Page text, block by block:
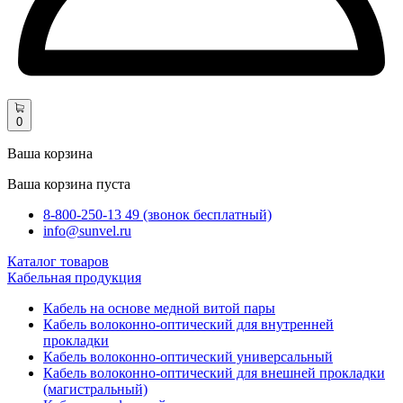
0
Ваша корзина
Ваша корзина пуста
8-800-250-13 49 (звонок бесплатный)
info@sunvel.ru
Каталог товаров
Кабельная продукция
Кабель на основе медной витой пары
Кабель волоконно-оптический для внутренней
прокладки
Кабель волоконно-оптический универсальный
Кабель волоконно-оптический для внешней прокладки
(магистральный)